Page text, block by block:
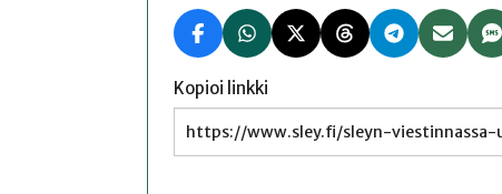
Kopioi linkki